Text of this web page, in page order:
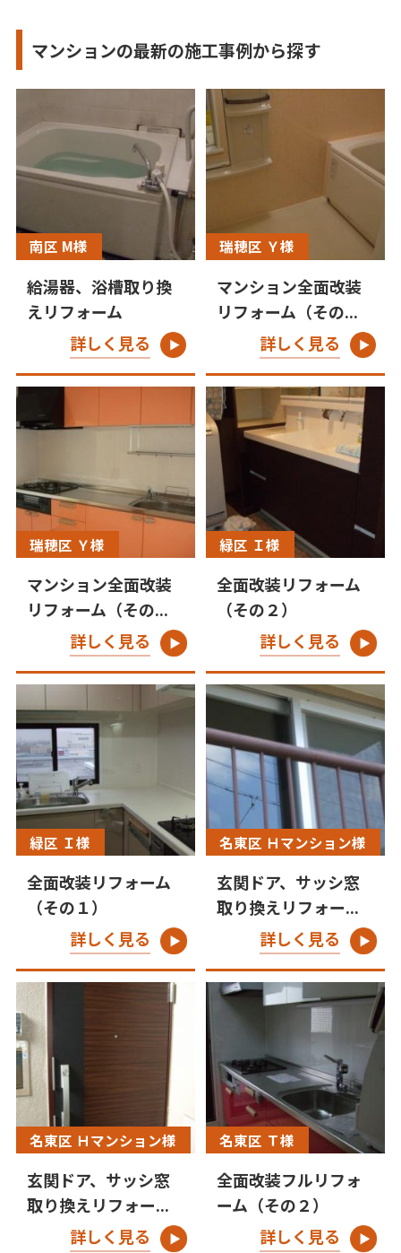
マンションの最新の施工事例から探す
南区 M様
給湯器、浴槽取り換
えリフォーム
詳しく見る
瑞穂区 Ｙ様
マンション全面改装
リフォーム（その...
詳しく見る
瑞穂区 Ｙ様
マンション全面改装
リフォーム（その...
詳しく見る
緑区 Ｉ様
全面改装リフォーム
（その２）
詳しく見る
緑区 Ｉ様
全面改装リフォーム
（その１）
詳しく見る
名東区 Ｈマンション様
玄関ドア、サッシ窓
取り換えリフォー...
詳しく見る
名東区 Ｈマンション様
玄関ドア、サッシ窓
取り換えリフォー...
詳しく見る
名東区 Ｔ様
全面改装フルリフォ
ーム（その２）
詳しく見る